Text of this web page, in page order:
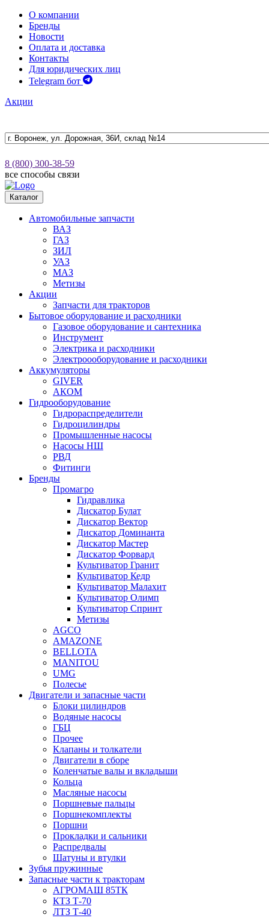
О компании
Бренды
Новости
Оплата и доставка
Контакты
Для юридических лиц
Telegram бот
Акции
8 (800) 300-38-59
все способы связи
Каталог
Автомобильные запчасти
ВАЗ
ГАЗ
ЗИЛ
УАЗ
МАЗ
Метизы
Акции
Запчасти для тракторов
Бытовое оборудование и расходники
Газовое оборудование и сантехника
Инструмент
Электрика и расходники
Электроооборудование и расходники
Аккумуляторы
GIVER
АКОМ
Гидрооборудование
Гидрораспределители
Гидроцилиндры
Промышленные насосы
Насосы НШ
РВД
Фитинги
Бренды
Промагро
Гидравлика
Дискатор Булат
Дискатор Вектор
Дискатор Доминанта
Дискатор Мастер
Дискатор Форвард
Культиватор Гранит
Культиватор Кедр
Культиватор Малахит
Культиватор Олимп
Культиватор Спринт
Метизы
AGCO
AMAZONE
BELLOTA
MANITOU
UMG
Полесье
Двигатели и запасные части
Блоки цилиндров
Водяные насосы
ГБЦ
Прочее
Клапаны и толкатели
Двигатели в сборе
Коленчатые валы и вкладыши
Кольца
Масляные насосы
Поршневые пальцы
Поршнекомплекты
Поршни
Прокладки и сальники
Распредвалы
Шатуны и втулки
Зубья пружинные
Запасные части к тракторам
АГРОМАШ 85ТК
КТЗ Т-70
ЛТЗ Т-40